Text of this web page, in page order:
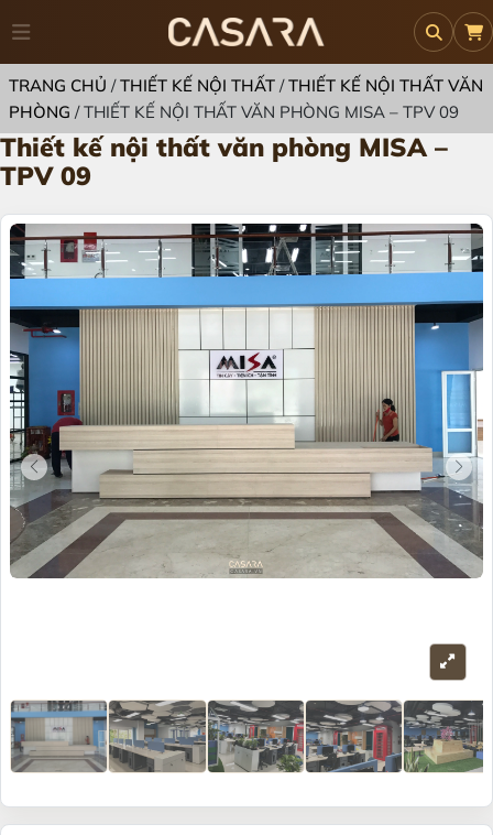
TRANG CHỦ /THIẾT KẾ NỘI THẤT/THIẾT KẾ NỘI THẤT VĂN
PHÒNG /THIẾT KẾ NỘI THẤT VĂN PHÒNG MISA – TPV 09
Thiết kế nội thất văn phòng MISA –
TPV 09